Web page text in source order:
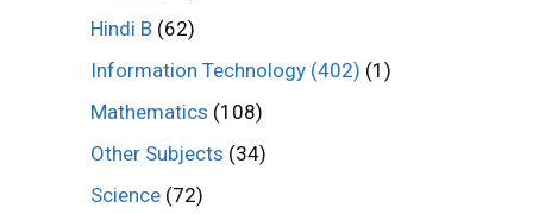
Hindi B (62)
Information Technology (402) (1)
Mathematics (108)
Other Subjects (34)
Science (72)